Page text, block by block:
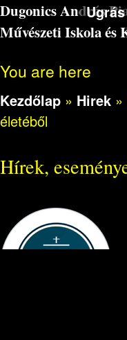
Dugonics András
Művészeti Iskola és
You are here
Kezdőlap » Hirek »
életéből
Hírek,